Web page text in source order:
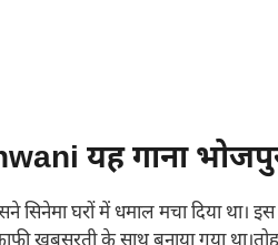
यह गाना
सिनेमा घरों में धमाल मचा दिया था।